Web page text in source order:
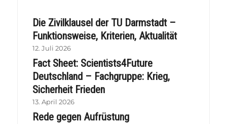
Die Zivilklausel der TU Darmstadt –
Funktionsweise, Kriterien, Aktualität
12. Juli 2026
Fact Sheet: Scientists4Future
Deutschland – Fachgruppe: Krieg,
Sicherheit Frieden
13. April 2026
Rede gegen Aufrüstung